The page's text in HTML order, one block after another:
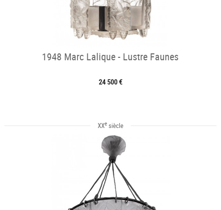
1948 Marc Lalique - Lustre Faunes
24 500 €
XXesiècle